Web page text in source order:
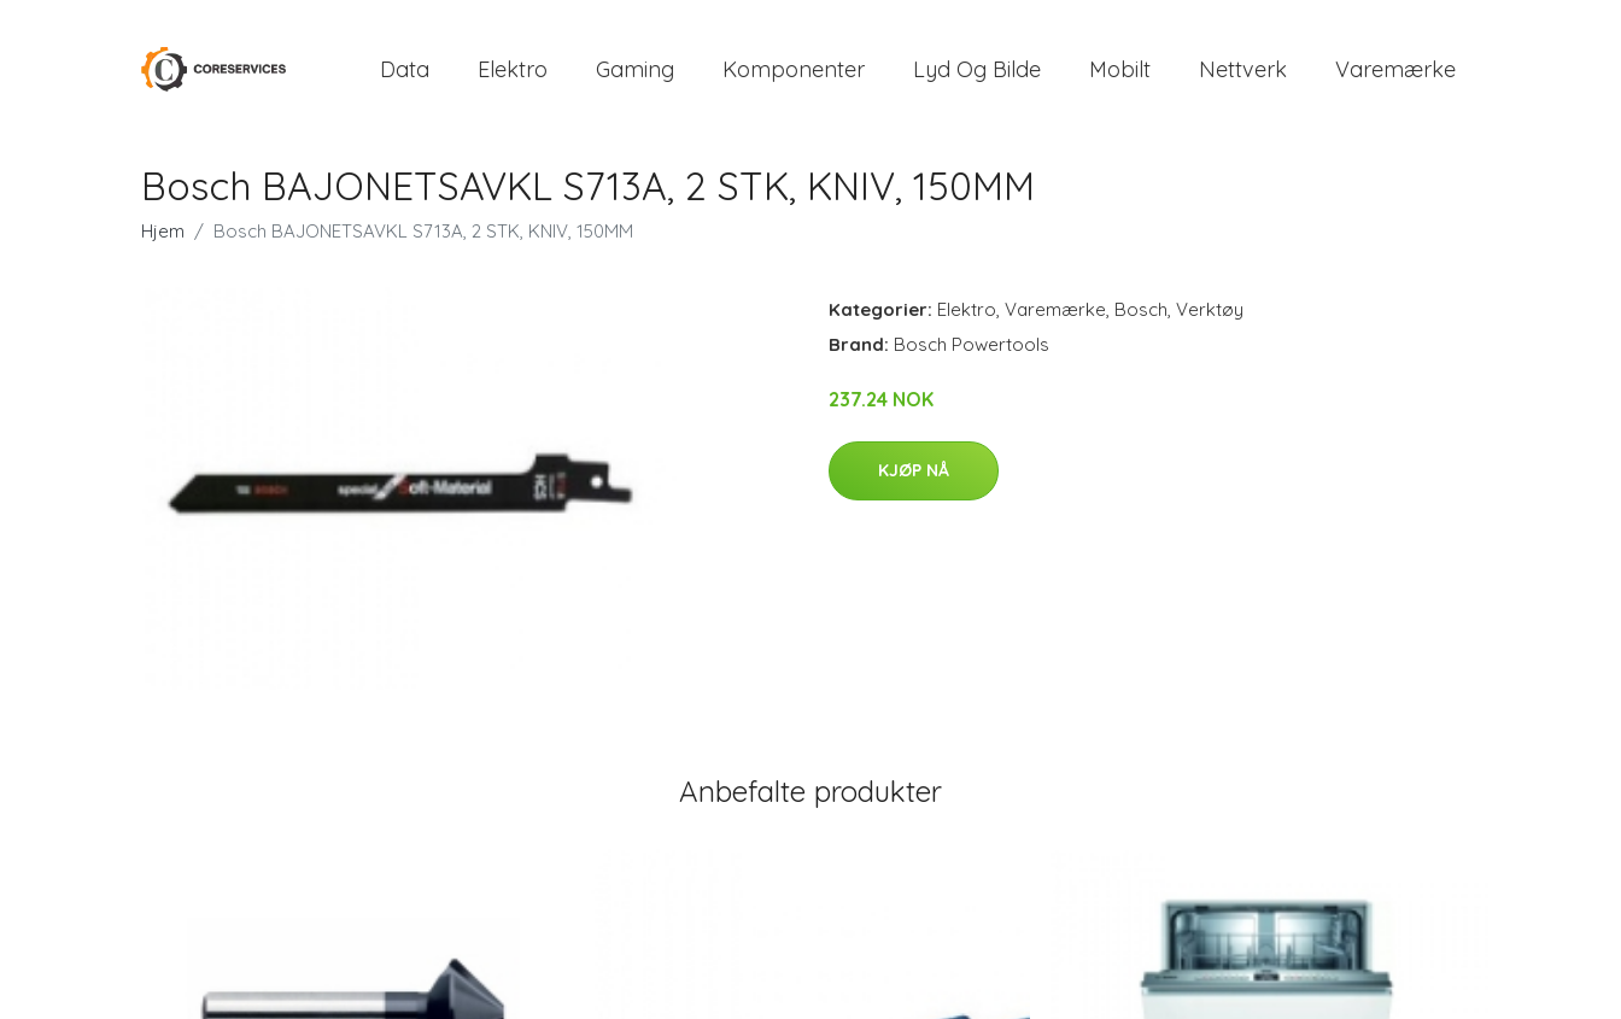
Data Elektro Gaming Komponenter Lyd Og Bilde Mobilt Nettverk Varemærke
Bosch BAJONETSAVKL S713A, 2 STK, KNIV, 150MM
Hjem Bosch BAJONETSAVKL S713A, 2 STK, KNIV, 150MM
Kategorier: Elektro, Varemærke, Bosch, Verktøy
Brand: Bosch Powertools
237.24 NOK
KJØP NÅ
Anbefalte produkter